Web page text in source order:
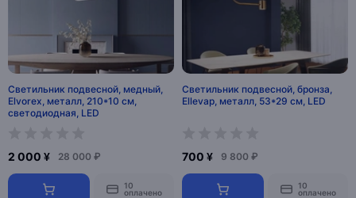
Светильник подвесной, медный,
Elvorex, металл, 210*10 см,
светодиодная, LED
2 000 ¥ 28 000 ₽
10
оплачено
Светильник подвесной, бронза,
Ellevap, металл, 53*29 см, LED
700 ¥ 9 800 ₽
10
оплачено